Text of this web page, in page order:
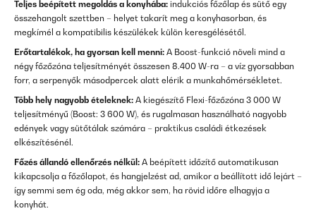
Teljes beépített megoldás a konyhába: indukciós főzőlap és sütő egy
összehangolt szettben – helyet takarít meg a konyhasorban, és
megkímél a kompatibilis készülékek külön keresgélésétől.
Erőtartalékok, ha gyorsan kell menni: A Boost-funkció növeli mind a
négy főzőzóna teljesítményét összesen 8.400 W-ra – a víz gyorsabban
forr, a serpenyők másodpercek alatt elérik a munkahőmérsékletet.
Több hely nagyobb ételeknek: A kiegészítő Flexi-főzőzóna 3 000 W
teljesítményű (Boost: 3 600 W), és rugalmasan használható nagyobb
edények vagy sütőtálak számára – praktikus családi étkezések
elkészítésénél.
Főzés állandó ellenőrzés nélkül: A beépített időzítő automatikusan
kikapcsolja a főzőlapot, és hangjelzést ad, amikor a beállított idő lejárt –
így semmi sem ég oda, még akkor sem, ha rövid időre elhagyja a
konyhát.